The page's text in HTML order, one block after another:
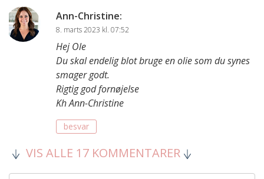
Ann-Christine:
8. marts 2023 kl. 07:52
Hej Ole
Du skal endelig blot bruge en olie som du synes
smager godt.
Rigtig god fornøjelse
Kh Ann-Christine
besvar
VIS ALLE 17 KOMMENTARER